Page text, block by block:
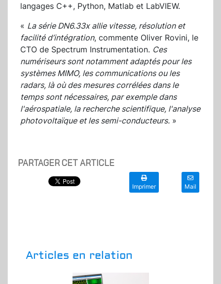
langages C++, Python, Matlab et LabVIEW.
« La série DN6.33x allie vitesse, résolution et
facilité d’intégration, commente Oliver Rovini, le
CTO de Spectrum Instrumentation. Ces
numériseurs sont notamment adaptés pour les
systèmes MIMO, les communications ou les
radars, là où des mesures corrélées dans le
temps sont nécessaires, par exemple dans
l'aérospatiale, la recherche scientifique, l'analyse
photovoltaïque et les semi-conducteurs. »
PARTAGER CET ARTICLE
Imprimer Mail
Articles en relation